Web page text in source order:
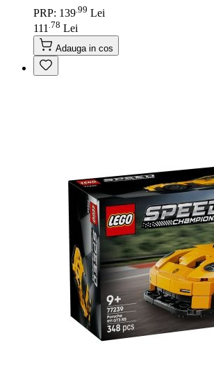
PRP: 139 99 Lei
111 78 Lei
Adauga in cos